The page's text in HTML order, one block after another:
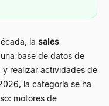
la sales
base de datos de
realizar actividades de
la categoría se ha
motores de